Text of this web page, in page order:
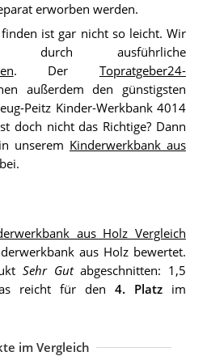
erworben werden.
ist gar nicht so leicht. Wir
durch ausführliche
. Der Topratgeber24-
außerdem den günstigsten
Peitz Kinder-Werkbank 4014
doch nicht das Richtige? Dann
unserem Kinderwerkbank aus
aus Holz Vergleich
aus Holz bewertet.
Sehr Gutabgeschnitten: 1,5
reicht für den4. Platzim
im Vergleich